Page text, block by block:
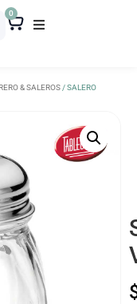
0
& SALEROS / SALERO